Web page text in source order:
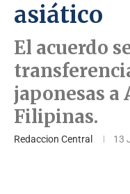
asiático
El acuerdo
japonesas a
Filipinas.
Redaccion Central 13